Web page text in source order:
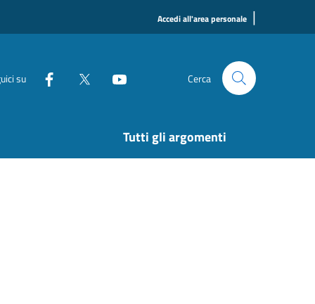
Accedi all'area personale |
su Cerca
Tutti gli argomenti